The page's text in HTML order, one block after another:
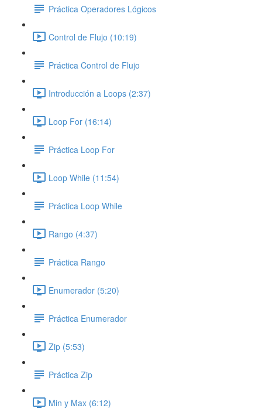
Práctica Operadores Lógicos
Control de Flujo (10:19)
Práctica Control de Flujo
Introducción a Loops (2:37)
Loop For (16:14)
Práctica Loop For
Loop While (11:54)
Práctica Loop While
Rango (4:37)
Práctica Rango
Enumerador (5:20)
Práctica Enumerador
Zip (5:53)
Práctica Zip
Min y Max (6:12)